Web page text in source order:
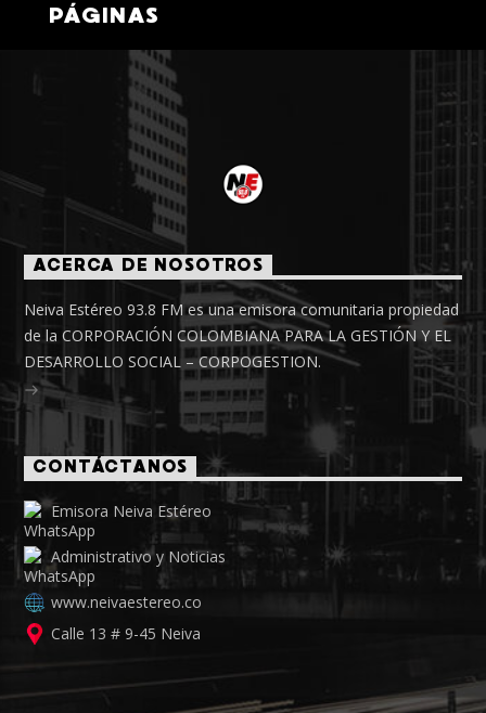
PÁGINAS
ACERCA DE NOSOTROS
Neiva Estéreo 93.8 FM es una emisora comunitaria propiedad
de la CORPORACIÓN COLOMBIANA PARA LA GESTIÓN Y EL
DESARROLLO SOCIAL – CORPOGESTION.
CONTÁCTANOS
Emisora Neiva Estéreo
Administrativo y Noticias
www.neivaestereo.co
Calle 13 # 9-45 Neiva